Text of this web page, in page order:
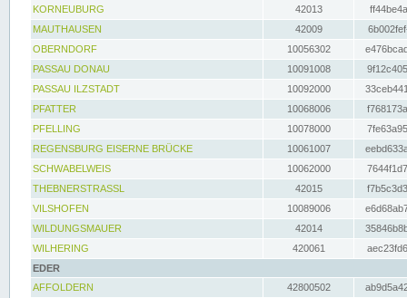
KORNEUBURG
42013
MAUTHAUSEN
42009
OBERNDORF
10056302
PASSAU DONAU
10091008
PASSAU ILZSTADT
10092000
PFATTER
10068006
PFELLING
10078000
REGENSBURG EISERNE BRÜCKE
10061007
SCHWABELWEIS
10062000
THEBNERSTRASSL
42015
VILSHOFEN
10089006
WILDUNGSMAUER
42014
WILHERING
420061
EDER
AFFOLDERN
42800502